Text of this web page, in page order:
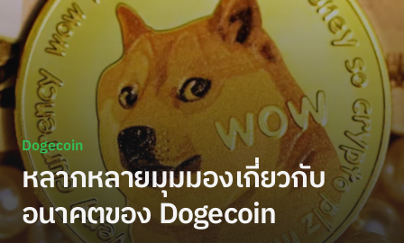
Dogecoin
หลากหลายมุมมองเกี่ยวกับ
อนาคตของ Dogecoin